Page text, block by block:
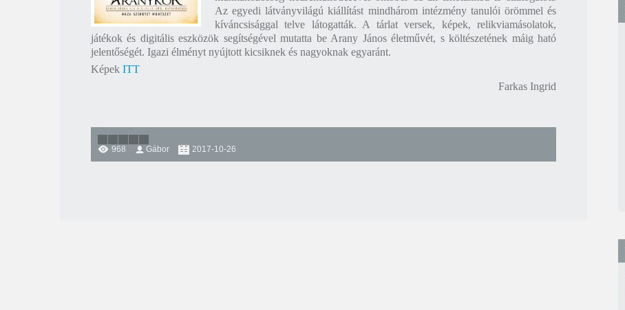
Az egyedi látványvilágú kiállítást mindhárom intézmény tanulói örömmel és
kíváncsisággal telve látogatták. A tárlat versek, képek, relikviamásolatok,
játékok és digitális eszközök segítségével mutatta be Arany János életművét, s költészetének máig ható
jelentőségét. Igazi élményt nyújtott kicsiknek és nagyoknak egyaránt.
Képek ITT
Farkas Ingrid
968 Gábor 2017-10-26